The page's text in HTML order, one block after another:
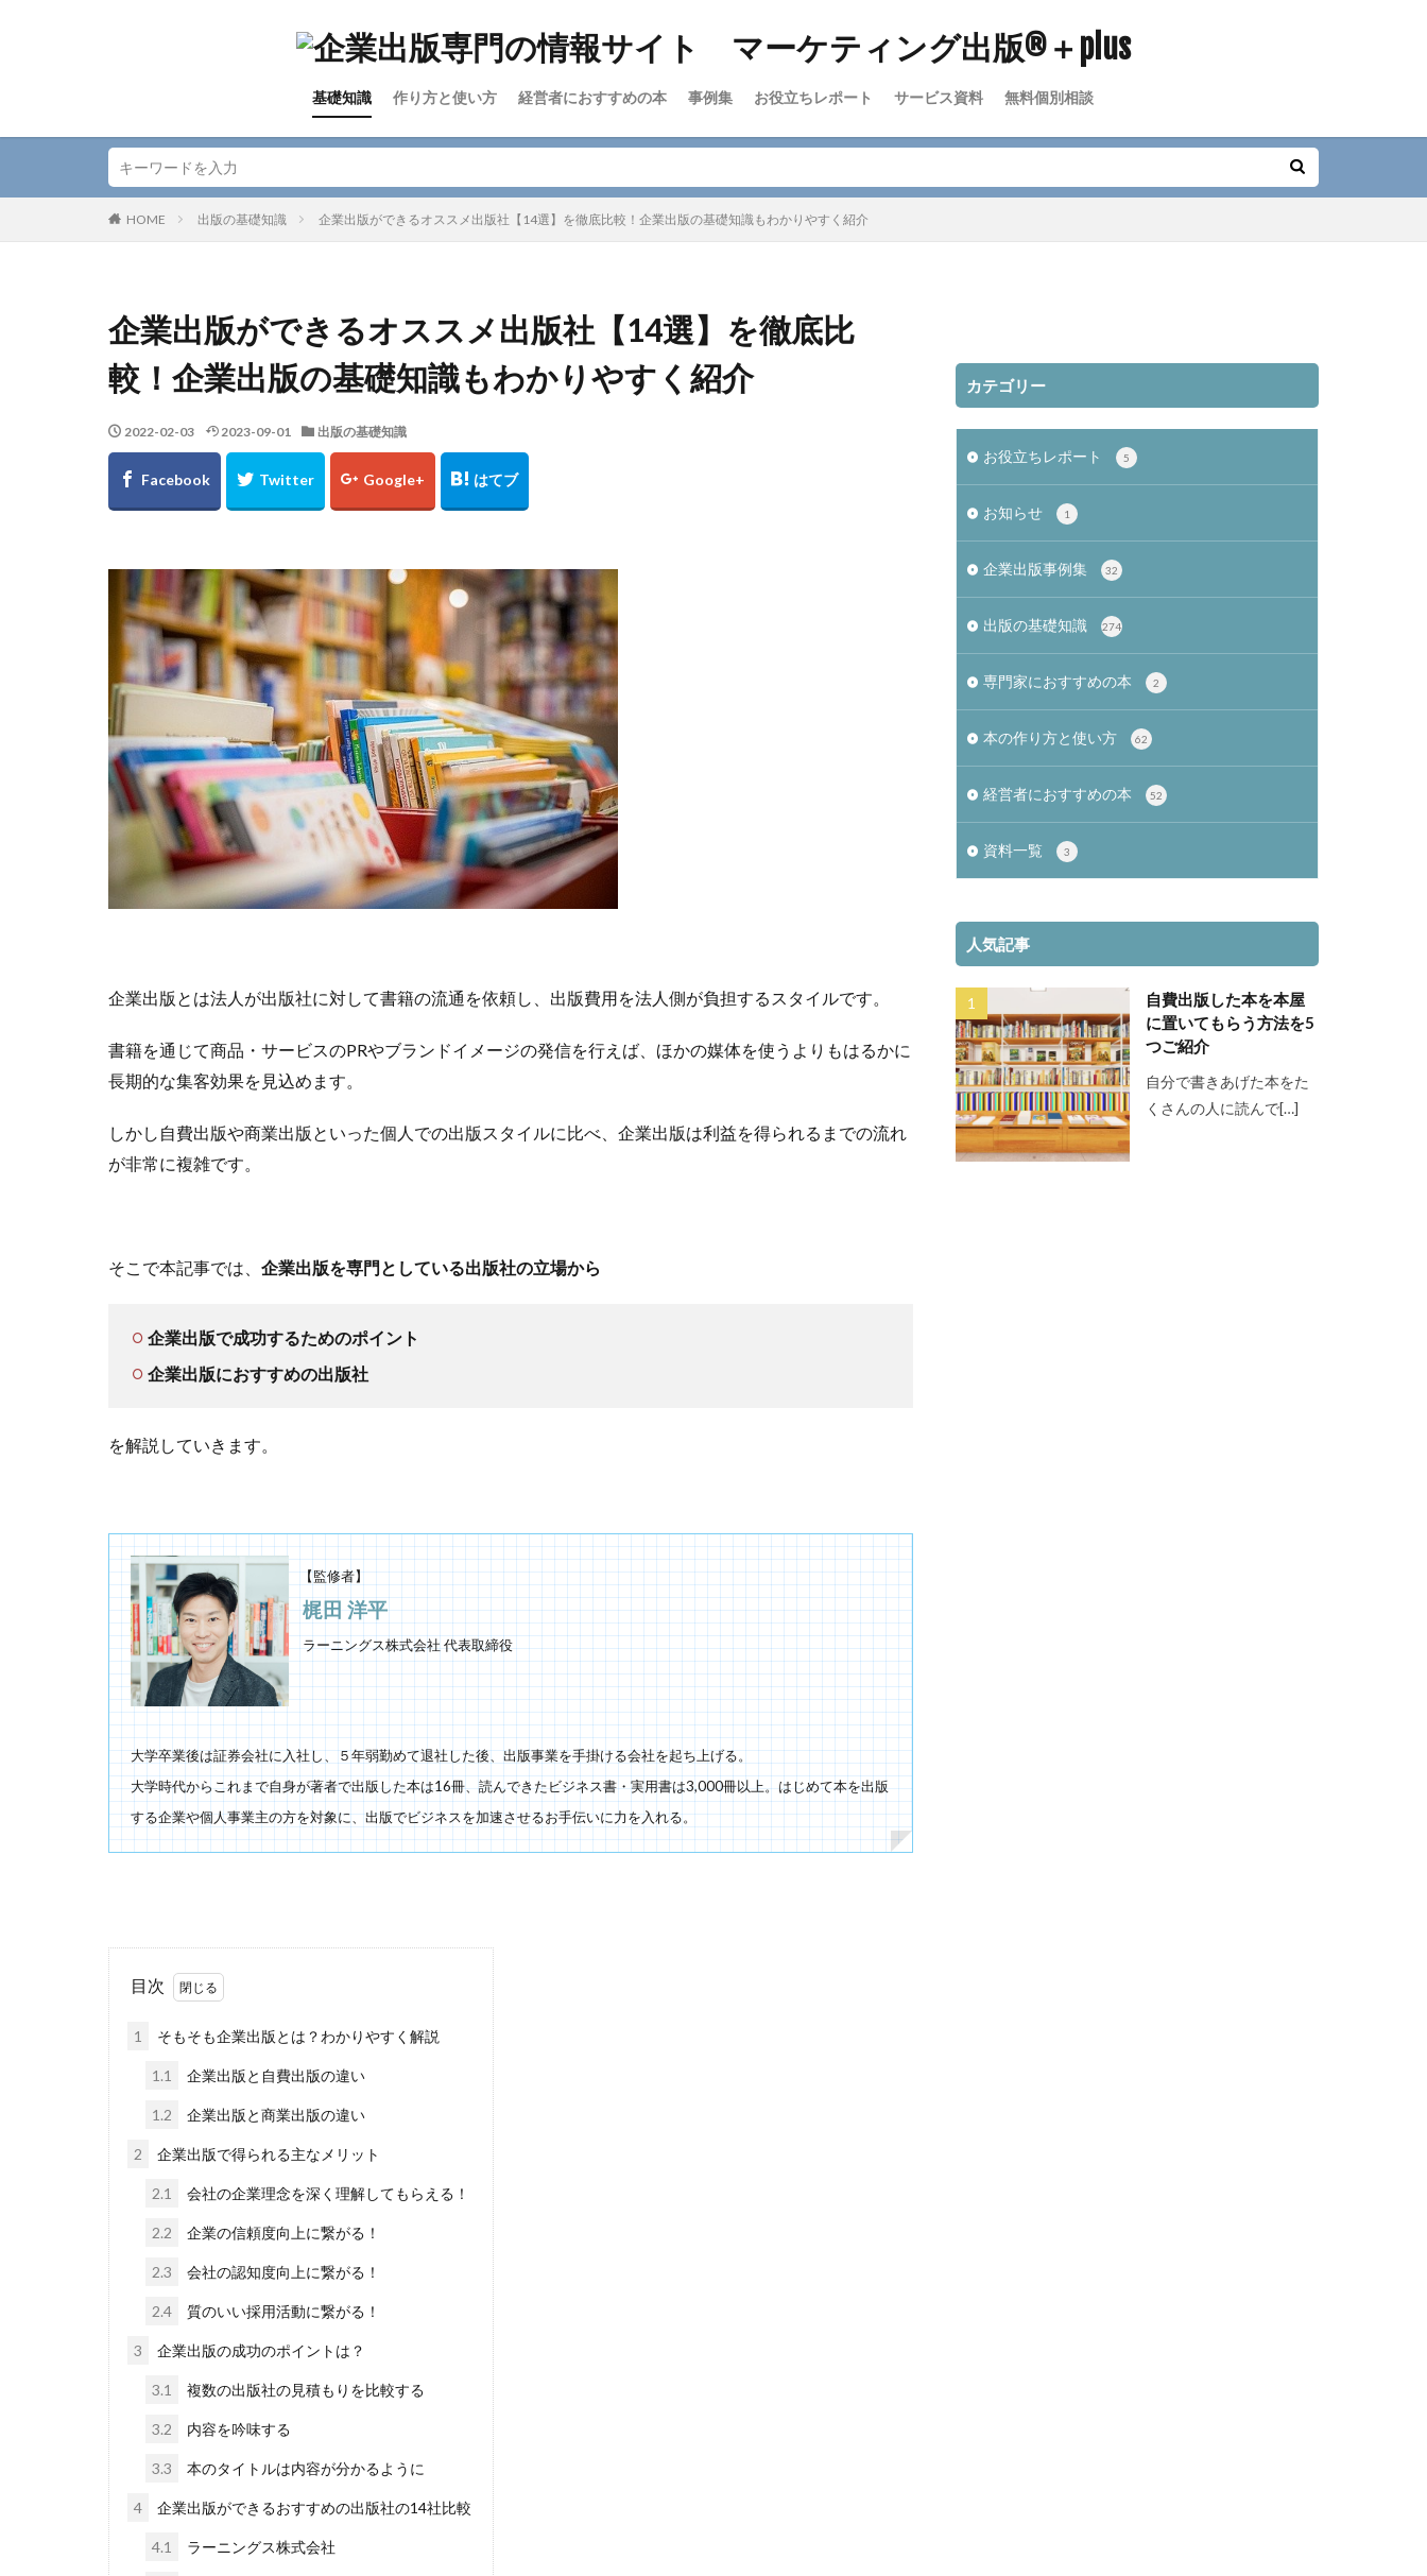
基礎知識 作り方と使い方 経営者におすすめの本 事例集 お役立ちレポート サービス資料 無料個別相談
HOME 出版の基礎知識 企業出版ができるオススメ出版社【14選】を徹底比較！企業出版の基礎知識もわかりやすく紹介
企業出版ができるオススメ出版社【14選】を徹底比
較！企業出版の基礎知識もわかりやすく紹介
2022-02-03 2023-09-01 出版の基礎知識
企業出版とは法人が出版社に対して書籍の流通を依頼し、出版費用を法人側が負担するスタイルです。
書籍を通じて商品・サービスのPRやブランドイメージの発信を行えば、ほかの媒体を使うよりもはるかに
長期的な集客効果を見込めます。
しかし自費出版や商業出版といった個人での出版スタイルに比べ、企業出版は利益を得られるまでの流れ
が非常に複雑です。
そこで本記事では、 企業出版を専門としている出版社の立場から
企業出版で成功するためのポイント
企業出版におすすめの出版社
を解説していきます。
【監修者】
梶田 洋平
ラーニングス株式会社 代表取締役
大学卒業後は証券会社に入社し、５年弱勤めて退社した後、出版事業を手掛ける会社を起ち上げる。
大学時代からこれまで自身が著者で出版した本は16冊、読んできたビジネス書・実用書は3,000冊以上。はじめて本を出版
する企業や個人事業主の方を対象に、出版でビジネスを加速させるお手伝いに力を入れる。
目次
1 そもそも企業出版とは？わかりやすく解説
1.1 企業出版と自費出版の違い
1.2 企業出版と商業出版の違い
2 企業出版で得られる主なメリット
2.1 会社の企業理念を深く理解してもらえる！
2.2 企業の信頼度向上に繋がる！
2.3 会社の認知度向上に繋がる！
2.4 質のいい採用活動に繋がる！
3 企業出版の成功のポイントは？
3.1 複数の出版社の見積もりを比較する
3.2 内容を吟味する
3.3 本のタイトルは内容が分かるように
4 企業出版ができるおすすめの出版社の14社比較
4.1 ラーニングス株式会社
カテゴリー
お役立ちレポート 5
お知らせ 1
企業出版事例集 32
出版の基礎知識 274
専門家におすすめの本 2
本の作り方と使い方 62
経営者におすすめの本 52
資料一覧 3
人気記事
自費出版した本を本屋
に置いてもらう方法を5
つご紹介
自分で書きあげた本をた
くさんの人に読んで[…]